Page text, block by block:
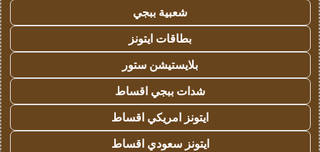
شعبية ببجي
بطاقات ايتونز
بلايستيشن ستور
شدات ببجي اقساط
ايتونز امريكي اقساط
ايتونز سعودي اقساط